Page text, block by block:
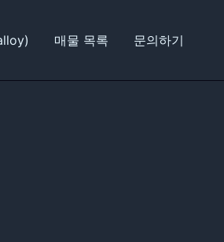
매물 목록 문의하기